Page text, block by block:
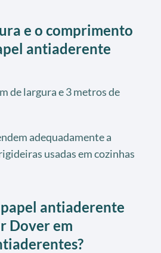
e o comprimento
antiaderente
de largura e 3 metros de
adequadamente a
usadas em cozinhas
papel antiaderente
Dover em